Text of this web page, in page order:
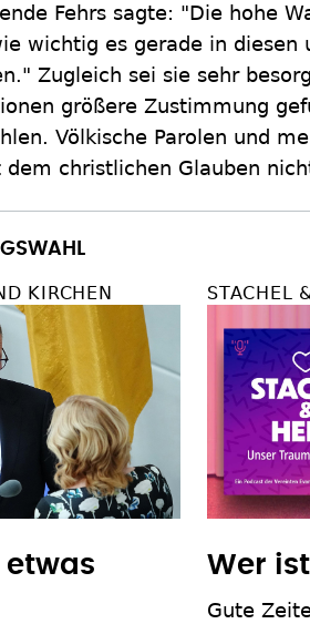
Fehrs sagte: "Die hohe
wichtig es gerade in diesen
Zugleich sei sie sehr
größere Zustimmung
Völkische Parolen und
christlichen Glauben
KIRCHEN STACHEL
Wer
Gute